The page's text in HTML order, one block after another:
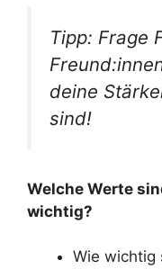
Tipp: Frage
deine
sind!
Welche Werte
wichtig?
Wie wichtig